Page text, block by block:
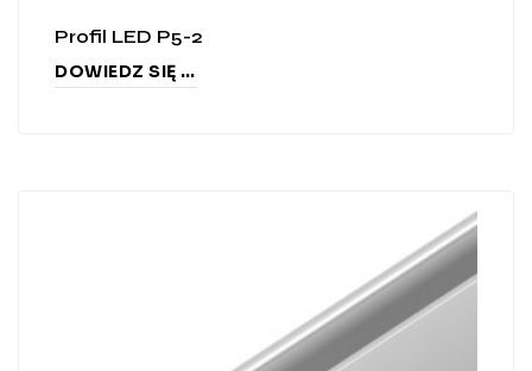
Profil LED P5-2
DOWIEDZ SIĘ WIĘCEJ